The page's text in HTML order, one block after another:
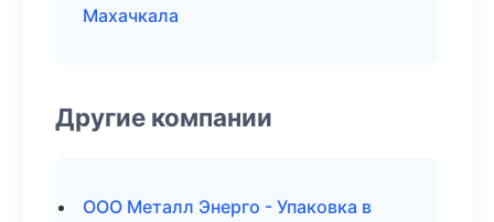
Махачкала
Другие компании
ООО Металл Энерго - Упаковка в